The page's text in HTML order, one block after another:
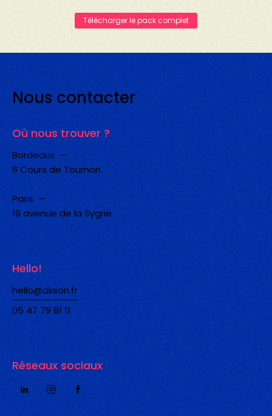
Télécharger le pack complet
Nous contacter
Où nous trouver ?
Bordeaux —
6 Cours de Tournon
Paris —
19 avenue de la Sygrie
Hello!
hello@akson.fr
05 47 79 81 11
Réseaux sociaux